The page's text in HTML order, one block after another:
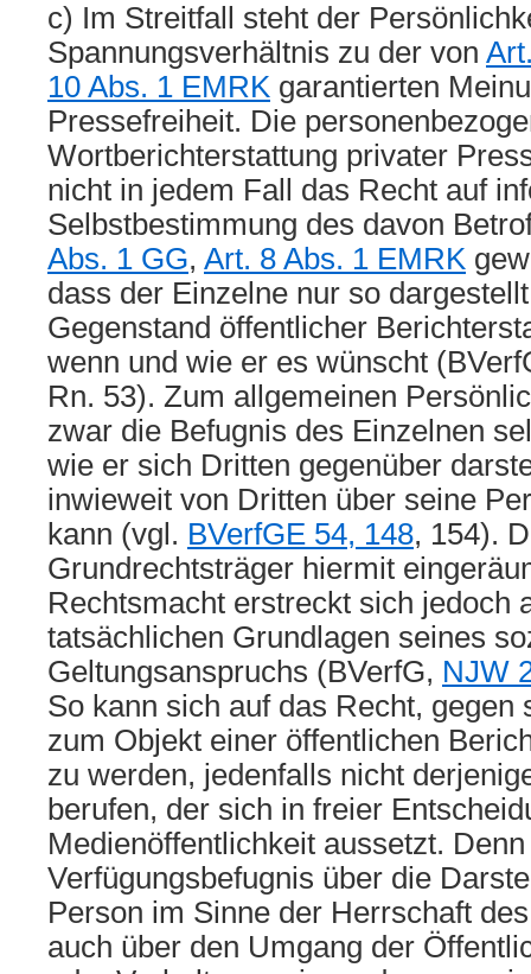
c) Im Streitfall steht der
Spannungsverhältnis zu der von
10 Abs. 1 EMRK garantierten
Pressefreiheit. Die
Wortberichterstattung privater
nicht in jedem Fall das Recht auf
Selbstbestimmung des davon
Abs. 1 GG, Art. 8 Abs. 1 EMRK
dass der Einzelne nur so
Gegenstand öffentlicher
wenn und wie er es wünscht
Rn. 53). Zum allgemeinen
zwar die Befugnis des Einzelnen
wie er sich Dritten gegenüber
inwieweit von Dritten über seine
kann (vgl. BVerfGE 54, 148, 154).
Grundrechtsträger hiermit
Rechtsmacht erstreckt sich jedoch
tatsächlichen Grundlagen seines
Geltungsanspruchs (BVerfG, NJW
So kann sich auf das Recht, gegen
zum Objekt einer öffentlichen
zu werden, jedenfalls nicht
berufen, der sich in freier
Medienöffentlichkeit aussetzt.
Verfügungsbefugnis über die
Person im Sinne der Herrschaft
auch über den Umgang der